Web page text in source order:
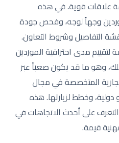
علاقات قوية. في هذه
وجهاً لوجه، وفحص جودة
التفاصيل وشروط التعاون.
مدى احترافية الموردين
وهو ما قد يكون صعباً عبر
المتخصصة في مجال
وخطط لزيارتها. هذه
التعرف على أحدث الاتجاهات في
قيمة.